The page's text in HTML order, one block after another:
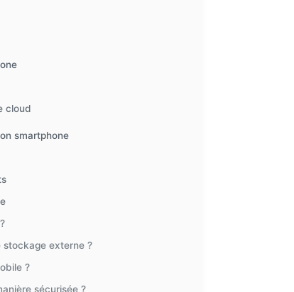
cloud
smartphone
stockage externe ?
?
sécurisée ?